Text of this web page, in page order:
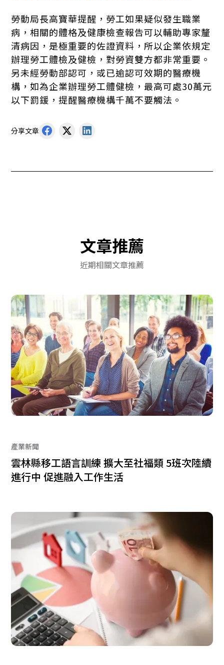
勞動局長高寶華提醒，勞工如果疑似發生職業
病，相關的體格及健康檢查報告可以輔助專家釐
清病因，是極重要的佐證資料，所以企業依規定
辦理勞工體檢及健檢，對勞資雙方都非常重要。
另未經勞動部認可，或已逾認可效期的醫療機
構，如為企業辦理勞工體健檢，最高可處30萬元
以下罰鍰，提醒醫療機構千萬不要觸法。
分享文章
文章推薦
近期相關文章推薦
產業新聞
雲林縣移工語言訓練 擴大至社福類 5班次陸續
進行中 促進融入工作生活